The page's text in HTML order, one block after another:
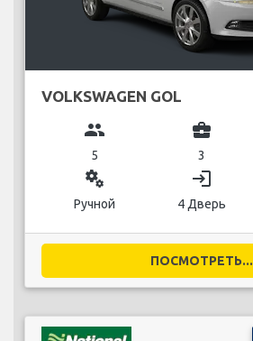
VOLKSWAGEN GOL
group
5
business_center
3
miscellaneous_services
Ручной
login
4 Дверь
ПОСМОТРЕТЬ...